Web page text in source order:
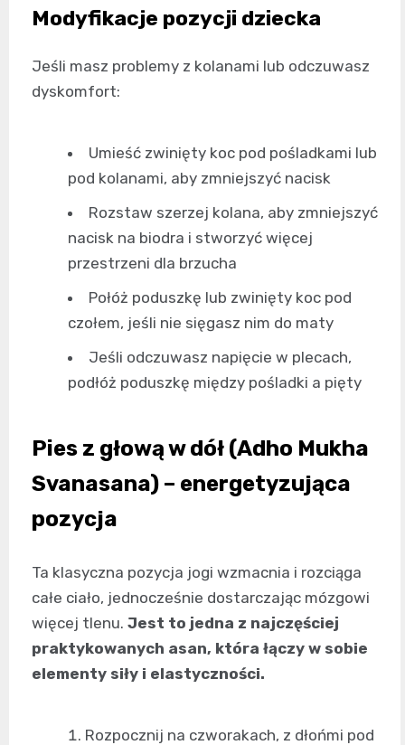
Modyfikacje pozycji dziecka
Jeśli masz problemy z kolanami lub odczuwasz
dyskomfort:
Umieść zwinięty koc pod pośladkami lub
pod kolanami, aby zmniejszyć nacisk
Rozstaw szerzej kolana, aby zmniejszyć
nacisk na biodra i stworzyć więcej
przestrzeni dla brzucha
Połóż poduszkę lub zwinięty koc pod
czołem, jeśli nie sięgasz nim do maty
Jeśli odczuwasz napięcie w plecach,
podłóż poduszkę między pośladki a pięty
Pies z głową w dół (Adho Mukha
Svanasana) – energetyzująca
pozycja
Ta klasyczna pozycja jogi wzmacnia i rozciąga
całe ciało, jednocześnie dostarczając mózgowi
więcej tlenu. Jest to jedna z najczęściej
praktykowanych asan, która łączy w sobie
elementy siły i elastyczności.
Rozpocznij na czworakach, z dłońmi pod